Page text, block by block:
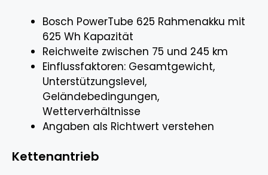
Bosch PowerTube 625 Rahmenakku mit
625 Wh Kapazität
Reichweite zwischen 75 und 245 km
Einflussfaktoren: Gesamtgewicht,
Unterstützungslevel,
Geländebedingungen,
Wetterverhältnisse
Angaben als Richtwert verstehen
Kettenantrieb